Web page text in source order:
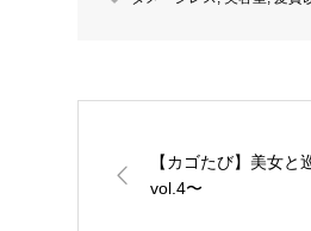
【カゴたび】美女
vol.4〜